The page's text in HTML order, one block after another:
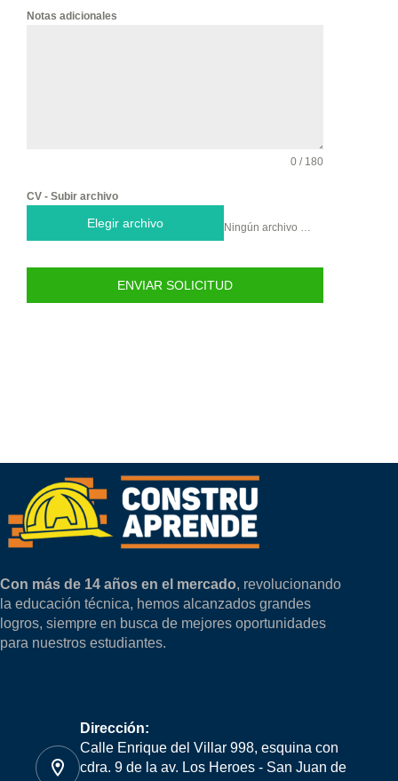
Notas adicionales
0 / 180
CV - Subir archivo
Elegir archivo Ningún archivo seleccionado
ENVIAR SOLICITUD
Con más de 14 años en el mercado, revolucionando
la educación técnica, hemos alcanzados grandes
logros, siempre en busca de mejores oportunidades
para nuestros estudiantes.
Dirección:
Calle Enrique del Villar 998, esquina con
cdra. 9 de la av. Los Heroes - San Juan de